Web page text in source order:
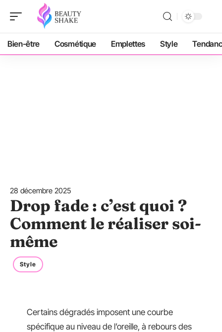
Bien-être Cosmétique Emplettes Style
28 décembre 2025
Drop fade : c’est quoi ?
Comment le réaliser soi-
même
Style
Certains dégradés imposent une courbe
spécifique au niveau de l’oreille, à rebours des